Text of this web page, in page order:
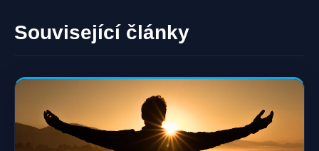
Související články